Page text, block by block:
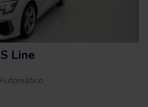
Line
Automático